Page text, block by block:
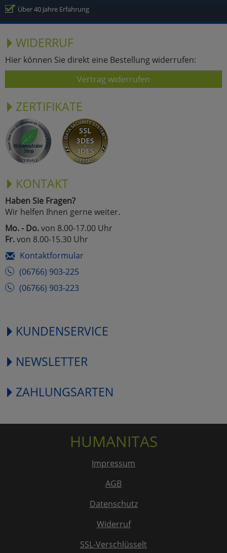
Über 40 Jahre Erfahrung
WIDERRUF
Hier können Sie direkt eine Bestellung widerrufen:
Vertrag widerrufen
ZERTIFIKATE
KONTAKT
Haben Sie Fragen?
Wir helfen Ihnen gerne weiter.
Mo. - Do.von 8.00-17.00 Uhr
Fr.von 8.00-15.30 Uhr
Kontaktformular
(06766) 903-225
(06766) 903-223
KUNDENSERVICE
NEWSLETTER
ZAHLUNGSARTEN
HUMANITAS
Impressum
AGB
Datenschutz
Widerruf
SSL-Verschlüsselt